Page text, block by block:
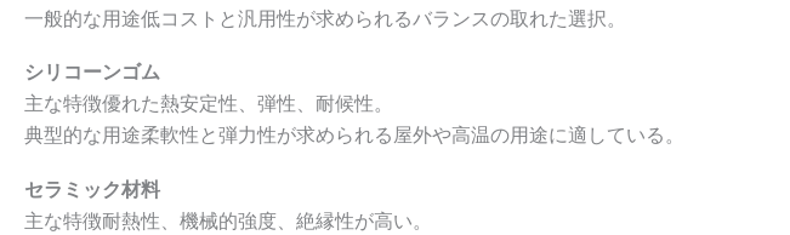
一般的な用途低コストと汎用性が求められるバランスの取れた選択。
シリコーンゴム
主な特徴優れた熱安定性、弾性、耐候性。
典型的な用途柔軟性と弾力性が求められる屋外や高温の用途に適している。
セラミック材料
主な特徴耐熱性、機械的強度、絶縁性が高い。